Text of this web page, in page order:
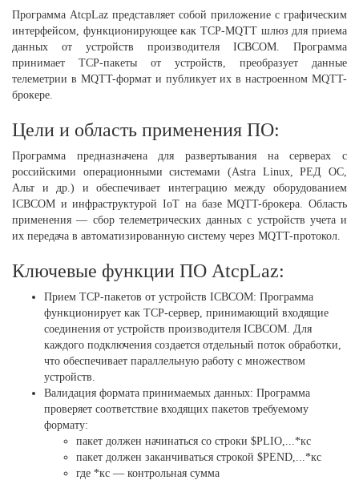
Программа AtcpLaz представляет собой приложение с графическим
интерфейсом, функционирующее как TCP-MQTT шлюз для приема
данных от устройств производителя ICBCOM. Программа
принимает TCP-пакеты от устройств, преобразует данные
телеметрии в MQTT-формат и публикует их в настроенном MQTT-
брокере.
Цели и область применения ПО:
Программа предназначена для развертывания на серверах с
российскими операционными системами (Astra Linux, РЕД ОС,
Альт и др.) и обеспечивает интеграцию между оборудованием
ICBCOM и инфраструктурой IoT на базе MQTT-брокера. Область
применения — сбор телеметрических данных с устройств учета и
их передача в автоматизированную систему через MQTT-протокол.
Ключевые функции ПО AtcpLaz:
Прием TCP-пакетов от устройств ICBCOM: Программа
функционирует как TCP-сервер, принимающий входящие
соединения от устройств производителя ICBCOM. Для
каждого подключения создается отдельный поток обработки,
что обеспечивает параллельную работу с множеством
устройств.
Валидация формата принимаемых данных: Программа
проверяет соответствие входящих пакетов требуемому
формату:
пакет должен начинаться со строки $PLIO,...*кс
пакет должен заканчиваться строкой $PEND,...*кс
где *кс — контрольная сумма